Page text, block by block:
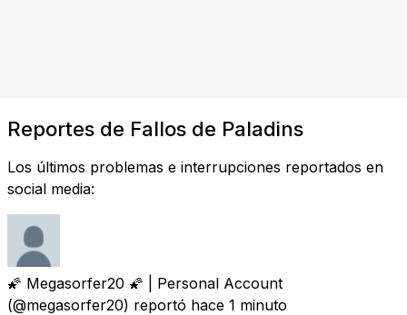
Reportes de Fallos de Paladins
Los últimos problemas e interrupciones reportados en
social media:
🌠 Megasorfer20 🌠 | Personal Account
(@megasorfer20) reportó hace 1 minuto